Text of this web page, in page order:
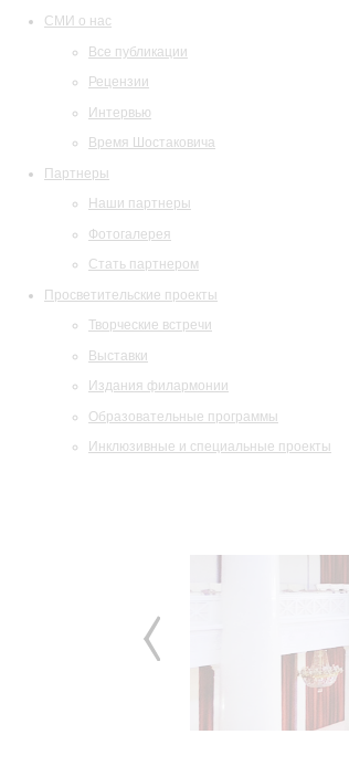
СМИ о нас
Все публикации
Рецензии
Интервью
Время Шостаковича
Партнеры
Наши партнеры
Фотогалерея
Стать партнером
Просветительские проекты
Творческие встречи
Выставки
Издания филармонии
Образовательные программы
Инклюзивные и специальные проекты